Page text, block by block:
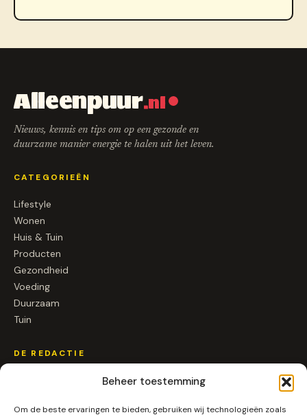
Beheer toestemming
Om de beste ervaringen te bieden, gebruiken wij technologieën zoals
Alleenpuur.nl
Nieuws, kennis en tips om op een gezonde en
duurzame manier energie te halen uit het leven.
CATEGORIEËN
Lifestyle
Wonen
Huis & Tuin
Producten
Gezondheid
Voeding
Duurzaam
Tuin
DE REDACTIE